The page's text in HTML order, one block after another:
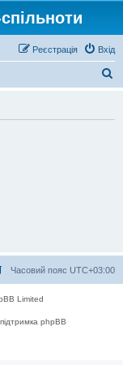
Вхід
Реєстрація
Часовий пояс UTC+03:00
Limited
phpBB